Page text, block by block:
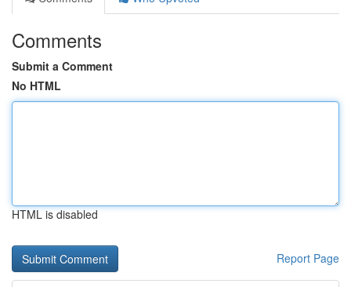
Comments
Submit a Comment
No HTML
HTML is disabled
Report Page